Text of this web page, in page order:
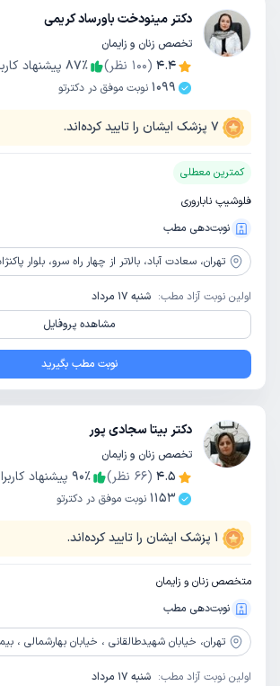
دکتر مینودخت باورساد کریمی
تخصص زنان و زایمان
4.4
(
100 نظر) 87٪
پیشنهاد
1099 نوبت موفق در دکترتو
7 پزشک ایشان را تایید کرده‌اند.
کمترین معطلی
فلوشیپ ناباروری
نوبت‌دهی مطب
تهران، سعادت آباد، بالاتر از چهار راه سرو، بلوار پاکنژاد شمالی، نبش خروجی یادگار امام،
اولین نوبت آزاد مطب: شنبه 17 مرداد
مشاهده پروفایل
نوبت مطب بگیرید
دکتر بیتا سجادی پور
تخصص زنان و زایمان
4.5
(
66 نظر) 90٪
پیشنهاد
1153 نوبت موفق در دکترتو
1 پزشک ایشان را تایید کرده‌اند.
متخصص زنان و زایمان
نوبت‌دهی مطب
تهران، خیابان شهیدطالقانی ، خیابان بهارشمالی ، بیمارستان امام سجاد ( ع ) ناجا
اولین نوبت آزاد مطب: شنبه 17 مرداد